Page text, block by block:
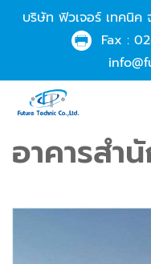
บริษัท ฟิวเจอร์ เทคนิค
Fax :
อาคารสำ